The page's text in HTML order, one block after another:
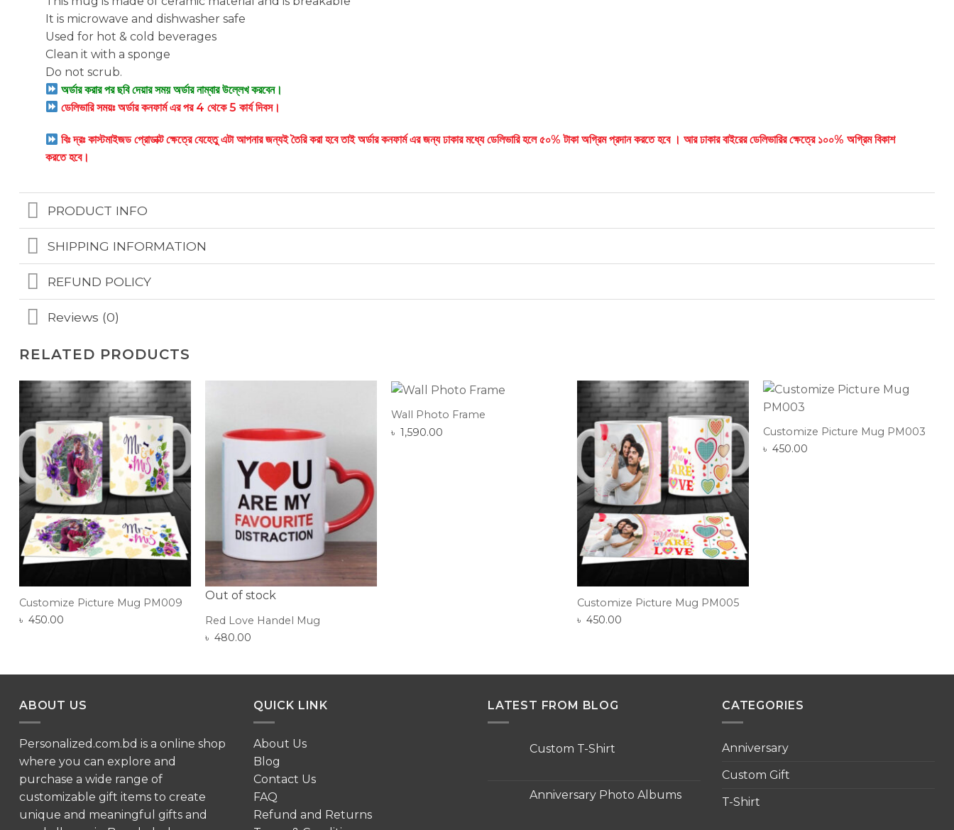
It is microwave and dishwasher safe
Used for hot & cold beverages
Clean it with a sponge
Do not scrub.
অর্ডার করার পর ছবি দেয়ার সময় অর্ডার নাম্বার উল্লেখ করবেন।
ডেলিভারি সময়ঃ অর্ডার কনফার্ম এর পর 4 থেকে 5 কার্য দিবস।
বিঃ দ্রঃ কাস্টমাইজড প্রোডাক্ট ক্ষেত্রে যেহেতু এটা আপনার জন্যই তৈরি করা হবে তাই অর্ডার কনফার্ম এর জন্য ঢাকার মধ্যে ডেলিভারি হলে ৫০% টাকা অগ্রিম প্রদান করতে হবে । আর ঢাকার বাইরের ডেলিভারির ক্ষেত্রে ১০০% অগ্রিম বিকাশ
করতে হবে।
PRODUCT INFO
SHIPPING INFORMATION
REFUND POLICY
Reviews (0)
RELATED PRODUCTS
Add to Wishlist
Customize Picture Mug PM009
৳ 450.00
Add to Wishlist
Out of stock
Red Love Handel Mug
৳ 480.00
Wall Photo Frame
৳ 1,590.00
Add to Wishlist
Customize Picture Mug PM005
৳ 450.00
Customize Picture Mug PM003
৳ 450.00
ABOUT US
Personalized.com.bd is a online shop
where you can explore and
purchase a wide range of
customizable gift items to create
unique and meaningful gifts and
QUICK LINK
About Us
Blog
Contact Us
FAQ
Refund and Returns
LATEST FROM BLOG
Custom T-Shirt
Custom
T-
Anniversary Photo Albums
CATEGORIES
Anniversary
Custom Gift
T-Shirt